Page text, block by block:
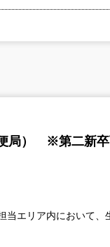
便局） ※第二新
エリア内において、